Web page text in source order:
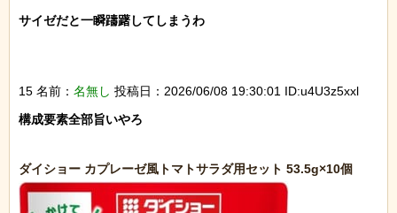
サイゼだと一瞬躊躇してしまうわ
15 名前： 名無し 投稿日：2026/06/08 19:30:01 ID:u4U3z5xxl
構成要素全部旨いやろ